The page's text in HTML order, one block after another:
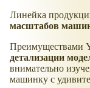
Линейка
масштабов
Преимуществами
детализации
внимательно
машинку с